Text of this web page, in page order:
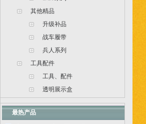
其他精品
升级补品
战车履带
兵人系列
工具配件
工具、配件
透明展示盒
最热产品